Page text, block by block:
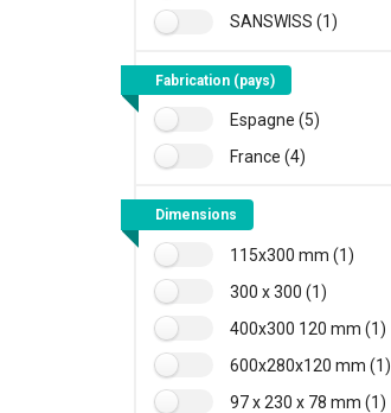
SANSWISS (1)
Fabrication (pays)
Espagne (5)
France (4)
Dimensions
115x300 mm (1)
300 x 300 (1)
400x300 120 mm (1)
600x280x120 mm (1)
97 x 230 x 78 mm (1)